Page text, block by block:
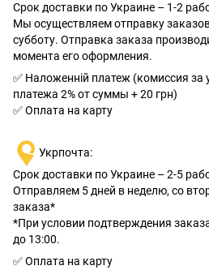
Срок доставки по Украине – 1-2
Мы осуществляем отправку
субботу. Отправка заказа
момента его оформления.
✅ Наложенній платеж (комиссия за
платежа 2% от суммы + 20 грн)
✅ Оплата на карту
Укрпочта:
Срок доставки по Украине – 2-5
Отправляем 5 дней в неделю, со
заказа*
*При условии подтверждения
до 13:00.
✅ Оплата на карту